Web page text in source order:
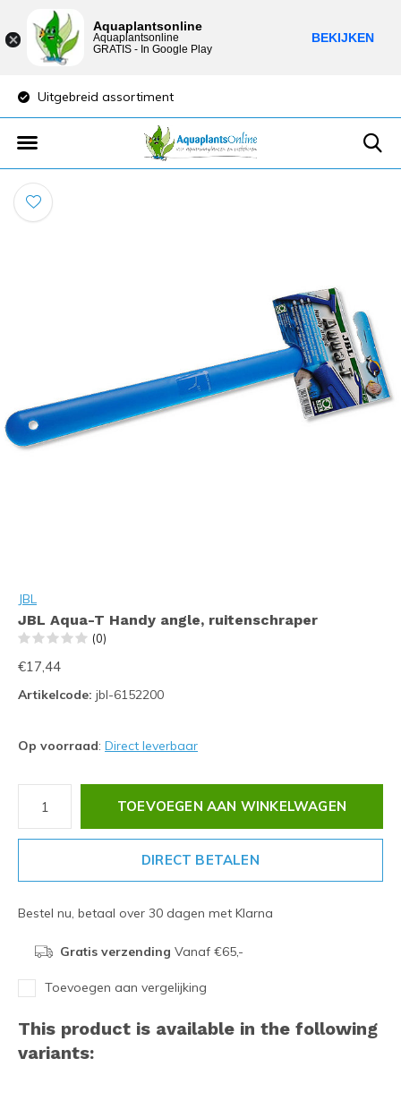
Uitgebreid assortiment
JBL
JBL Aqua-T Handy angle, ruitenschraper
(0)
€17,44
Artikelcode: jbl-6152200
Op voorraad: Direct leverbaar
TOEVOEGEN AAN WINKELWAGEN
DIRECT BETALEN
Bestel nu, betaal over 30 dagen met Klarna
Gratis verzending Vanaf €65,-
Toevoegen aan vergelijking
This product is available in the following
variants:
Aquaplantsonline
Aquaplantsonline
GRATIS - In Google Play
BEKIJKEN